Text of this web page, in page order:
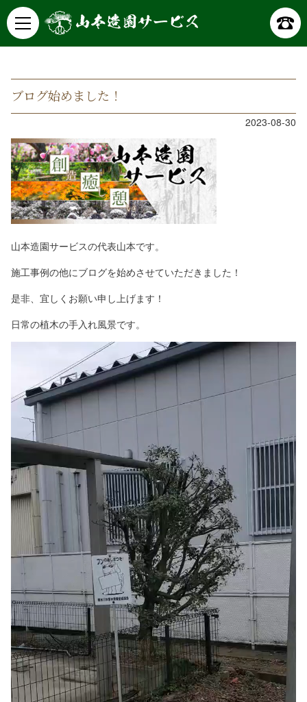
山本造園サービス 記事詳細
ブログ始めました！
2023-08-30
山本造園サービスの代表山本です。
施工事例の他にブログを始めさせていただきました！
是非、宜しくお願い申し上げます！
日常の植木の手入れ風景です。